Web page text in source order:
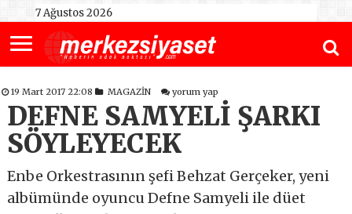
7 Ağustos 2026
19 Mart 2017 22:08 MAGAZİN yorum yap
DEFNE SAMYELİ ŞARKI
SÖYLEYECEK
Enbe Orkestrasının şefi Behzat Gerçeker, yeni
albümünde oyuncu Defne Samyeli ile düet